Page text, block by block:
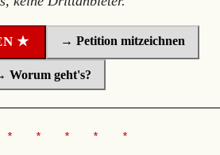
★ → Petition mitzeichnen
Worum geht's?